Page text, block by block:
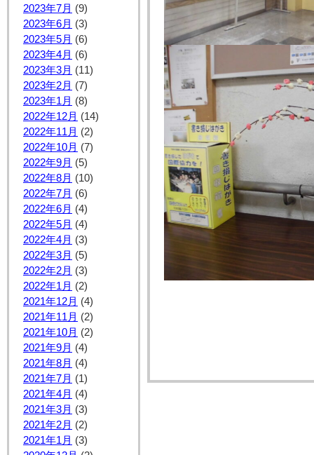
2023年7月 (9)
2023年6月 (3)
2023年5月 (6)
2023年4月 (6)
2023年3月 (11)
2023年2月 (7)
2023年1月 (8)
2022年12月 (14)
2022年11月 (2)
2022年10月 (7)
2022年9月 (5)
2022年8月 (10)
2022年7月 (6)
2022年6月 (4)
2022年5月 (4)
2022年4月 (3)
2022年3月 (5)
2022年2月 (3)
2022年1月 (2)
2021年12月 (4)
2021年11月 (2)
2021年10月 (2)
2021年9月 (4)
2021年8月 (4)
2021年7月 (1)
2021年4月 (4)
2021年3月 (3)
2021年2月 (2)
2021年1月 (3)